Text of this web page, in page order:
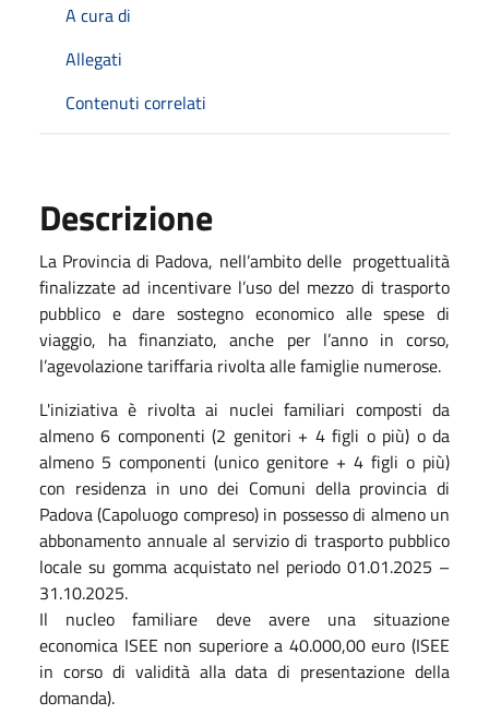
A cura di
Allegati
Contenuti correlati
Descrizione
La Provincia di Padova, nell’ambito delle progettualità
finalizzate ad incentivare l’uso del mezzo di trasporto
pubblico e dare sostegno economico alle spese di
viaggio, ha finanziato, anche per l’anno in corso,
l’agevolazione tariffaria rivolta alle famiglie numerose.
L'iniziativa è rivolta ai nuclei familiari composti da
almeno 6 componenti (2 genitori + 4 figli o più) o da
almeno 5 componenti (unico genitore + 4 figli o più)
con residenza in uno dei Comuni della provincia di
Padova (Capoluogo compreso) in possesso di almeno un
abbonamento annuale al servizio di trasporto pubblico
locale su gomma acquistato nel periodo 01.01.2025 –
31.10.2025.
Il nucleo familiare deve avere una situazione
economica ISEE non superiore a 40.000,00 euro (ISEE
in corso di validità alla data di presentazione della
domanda).